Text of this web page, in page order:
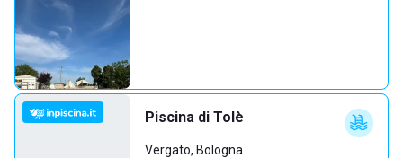
Piscina di Tolè
Vergato, Bologna